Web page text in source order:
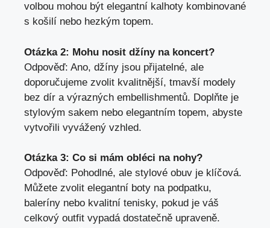
volbou mohou být elegantní kalhoty kombinované
s košilí nebo hezkým topem.
Otázka 2: Mohu nosit džíny na koncert?
Odpověď: Ano, džíny jsou přijatelné, ale
doporučujeme zvolit kvalitnější, tmavší modely
bez dír a výrazných embellishmentů. Doplňte je
stylovým sakem nebo elegantním topem, abyste
vytvořili vyvážený vzhled.
Otázka 3: Co si mám obléci na nohy?
Odpověď: Pohodlné, ale stylové obuv je klíčová.
Můžete zvolit elegantní boty na podpatku,
baleríny nebo kvalitní tenisky, pokud je váš
celkový outfit vypadá dostatečně upraveně.